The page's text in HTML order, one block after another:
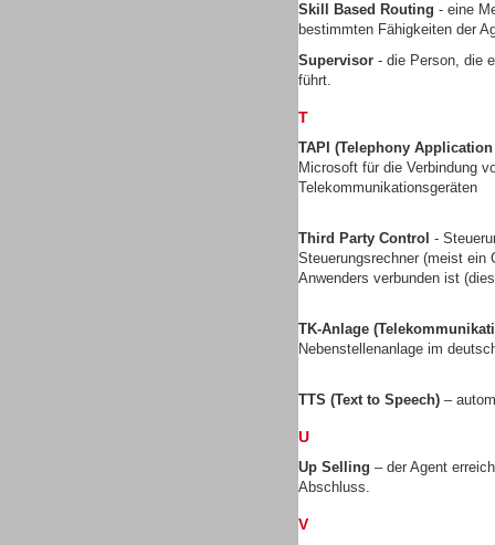
Skill Based Routing - eine
bestimmten Fähigkeiten der
Supervisor - die Person, die
führt.
T
TAPI (Telephony
Microsoft für die Verbindung
Telekommunikationsgeräten
Third Party Control -
Steuerungsrechner (meist ein
Anwenders verbunden ist
TK-Anlage
Nebenstellenanlage im
TTS (Text to Speech) –
U
Up Selling – der Agent
Abschluss.
V